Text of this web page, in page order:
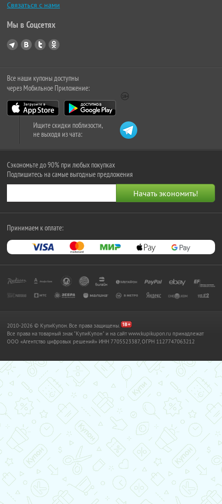
Связаться с нами
Мы в Соцсетях
Все наши купоны доступны
через Мобильное Приложение:
Ищите скидки поблизости,
не выходя из чата:
Сэкономьте до 90% при любых покупках
Подпишитесь на самые выгодные предложения
Принимаем к оплате:
2010-2026 © КупиКупон. Все права защищены.
Все права на товарный знак "КупиКупон" и на сайт www.kupikupon.ru принадлежат
OOO «Агентство цифровых решений» ИНН 7705523387, ОГРН 1127747063212